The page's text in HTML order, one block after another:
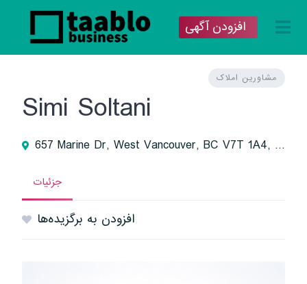
افزودن آگهی
مشاورین املاک
Simi Soltani
657 Marine Dr, West Vancouver, BC V7T 1A4, Canada
جزئیات
افزودن به برگزیده‌ها